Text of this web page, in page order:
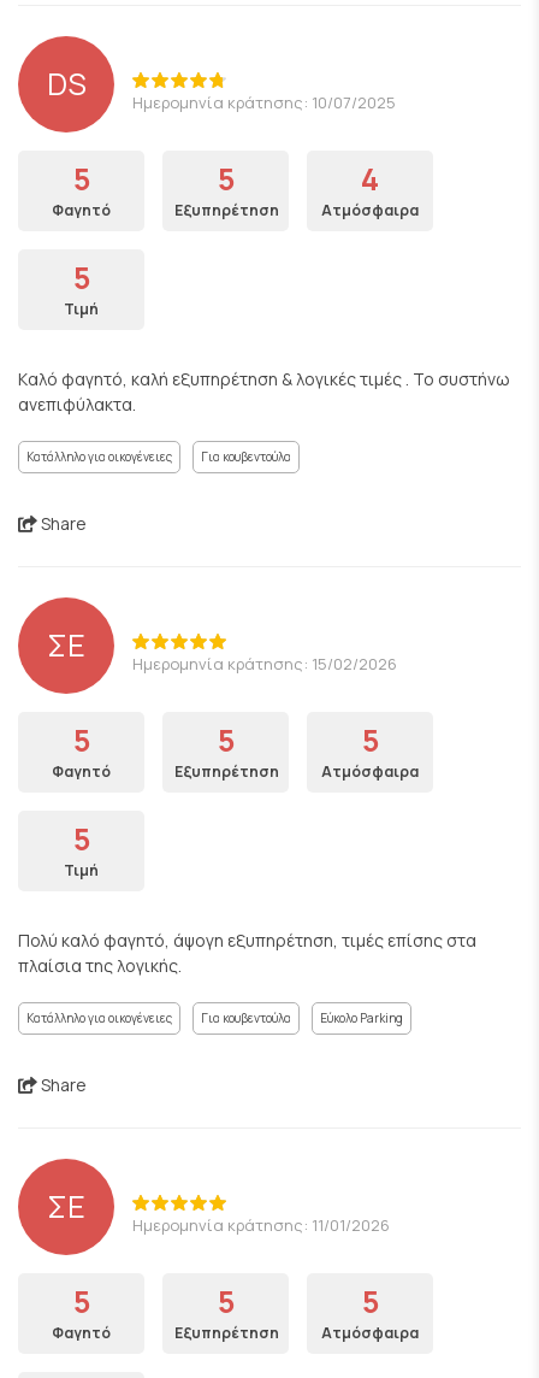
DS Ημερομηνία κράτησης: 10/07/2025
5
Φαγητό
5
Εξυπηρέτηση
4
Ατμόσφαιρα
5
Τιμή
Kαλό φαγητό, καλή εξυπηρέτηση & λογικές τιμές . Το συστήνω
ανεπιφύλακτα.
Κατάλληλο για οικογένειες Για κουβεντούλα
Share
ΣΕ Ημερομηνία κράτησης: 15/02/2026
5
Φαγητό
5
Εξυπηρέτηση
5
Ατμόσφαιρα
5
Τιμή
Πολύ καλό φαγητό, άψογη εξυπηρέτηση, τιμές επίσης στα
πλαίσια της λογικής.
Κατάλληλο για οικογένειες Για κουβεντούλα Εύκολο Parking
Share
ΣΕ Ημερομηνία κράτησης: 11/01/2026
5
Φαγητό
5
Εξυπηρέτηση
5
Ατμόσφαιρα